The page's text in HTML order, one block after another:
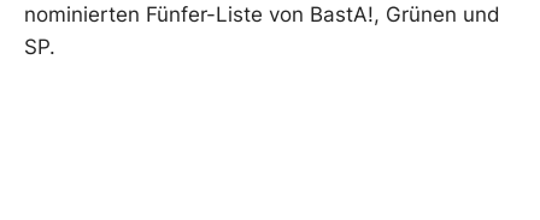
nominierten Fünfer-Liste von BastA!, Grünen und
SP.